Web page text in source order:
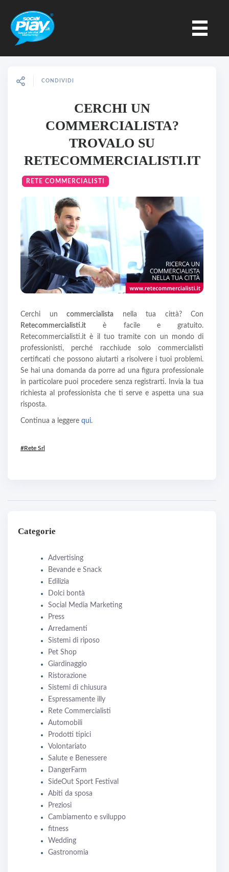
CONDIVIDI
CERCHI UN
COMMERCIALISTA?
TROVALO SU
RETECOMMERCIALISTI.IT
RETE COMMERCIALISTI
Cerchi un commercialista nella tua città? Con
Retecommercialisti.it è facile e gratuito.
Retecommercialisti.it è il tuo tramite con un mondo di
professionisti, perché racchiude solo commercialisti
certificati che possono aiutarti a risolvere i tuoi problemi.
Se hai una domanda da porre ad una figura professionale
in particolare puoi procedere senza registrarti. Invia la tua
richiesta al professionista che ti serve e aspetta una sua
risposta.
Continua a leggere qui.
#Rete Srl
Categorie
Advertising
Bevande e Snack
Edilizia
Dolci bontà
Social Media Marketing
Press
Arredamenti
Sistemi di riposo
Pet Shop
Giardinaggio
Ristorazione
Sistemi di chiusura
Espressamente illy
Rete Commercialisti
Automobili
Prodotti tipici
Volontariato
Salute e Benessere
DangerFarm
SideOut Sport Festival
Abiti da sposa
Preziosi
Cambiamento e sviluppo
fitness
Wedding
Gastronomia